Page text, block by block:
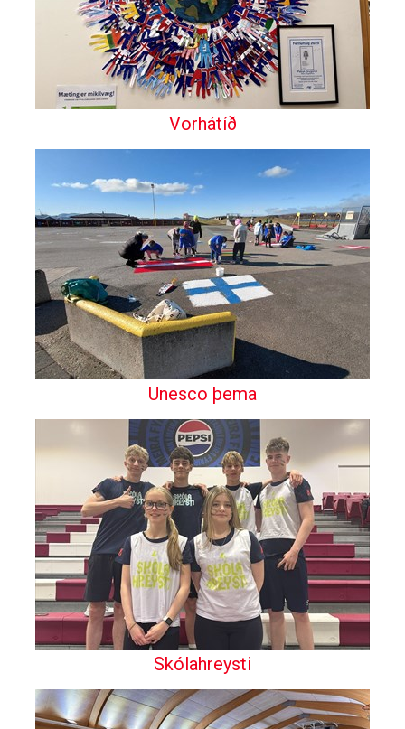
Vorhátíð
Unesco þema
Skólahreysti